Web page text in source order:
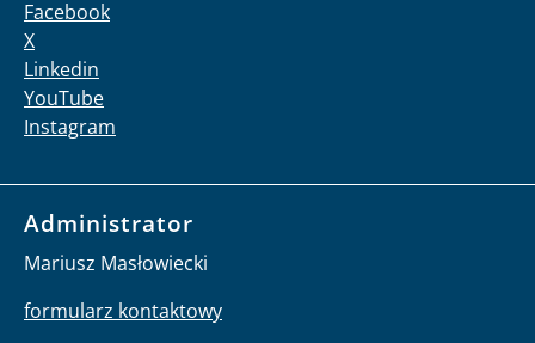
Facebook
X
Linkedin
YouTube
Instagram
Administrator
Mariusz Masłowiecki
formularz kontaktowy